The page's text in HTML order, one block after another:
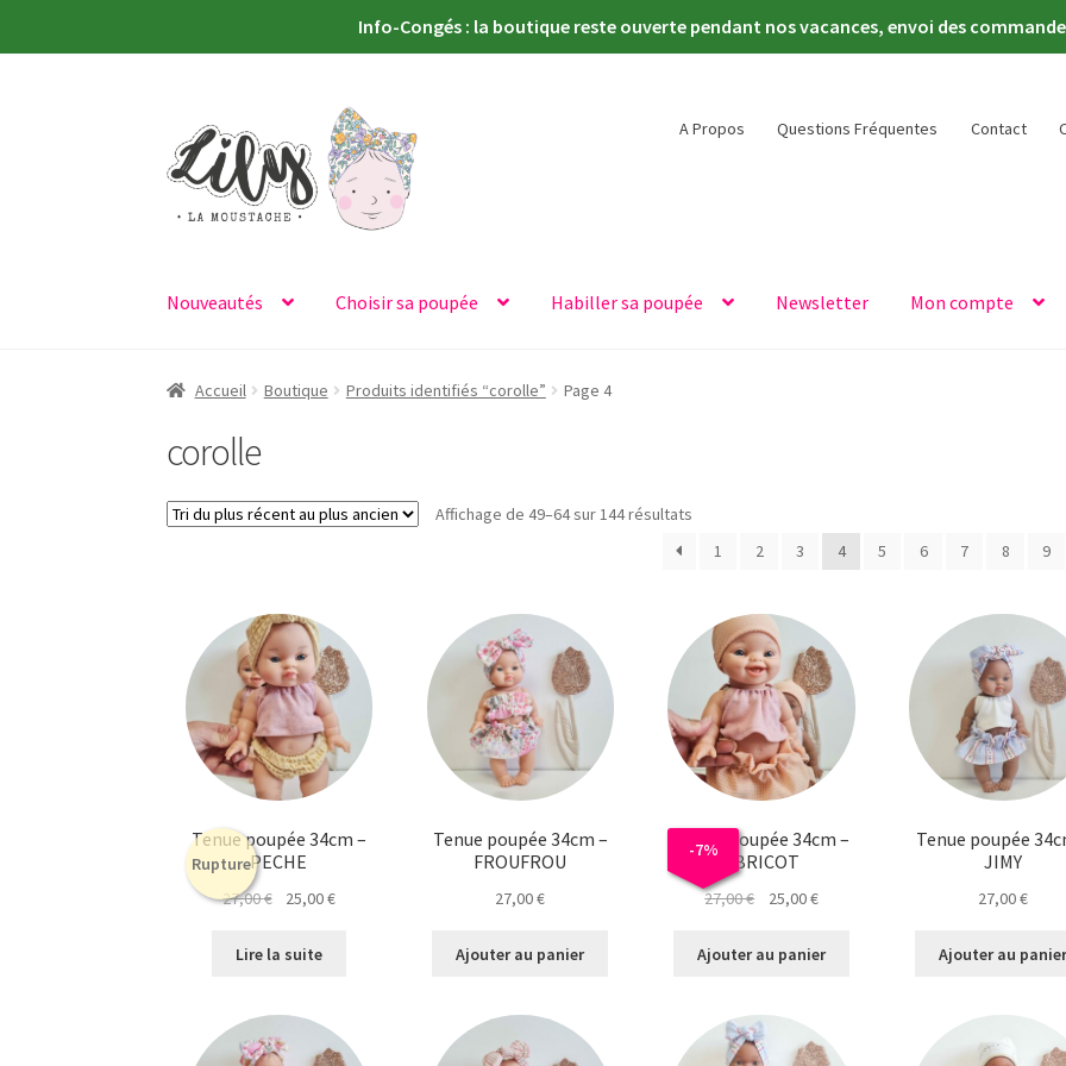
Info-Congés : la boutique reste ouverte pendant nos vacances, envoi des
à
la
navigation
au
contenu
A Propos Questions Fréquentes Contact
Nouveautés Choisir sa poupée Habiller sa poupée Newsletter Mon compte
Accueil Boutique Produits identifiés “corolle” Page 4
corolle
Affichage de 49–64 sur 144 résultats
plus
ancien
1 2 3 4 5 6 7 8 9
Rupture
Tenue poupée 34cm –
PECHE
27,00€
Le
initial
25,00€Le
Lire la suite
Tenue poupée 34cm –
FROUFROU
27,00€
Ajouter au panier
-7%
Tenue poupée 34cm –
ABRICOT
27,00€
Le
initial
25,00€Le
actuel
Ajouter au panier
Tenue poupée
JIMY
27,00€
Ajouter au panier